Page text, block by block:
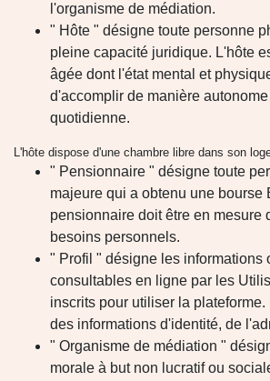
l'organisme de médiation.
" Hôte " désigne toute personne
pleine capacité juridique. L'hôte
âgée dont l'état mental et
d'accomplir de manière
quotidienne.
L'hôte dispose d'une chambre libre dans son
" Pensionnaire " désigne toute
majeure qui a obtenu une bourse
pensionnaire doit être en mesure
besoins personnels.
" Profil " désigne les informations
consultables en ligne par les
inscrits pour utiliser la
des informations d'identité, de
" Organisme de médiation "
morale à but non lucratif ou